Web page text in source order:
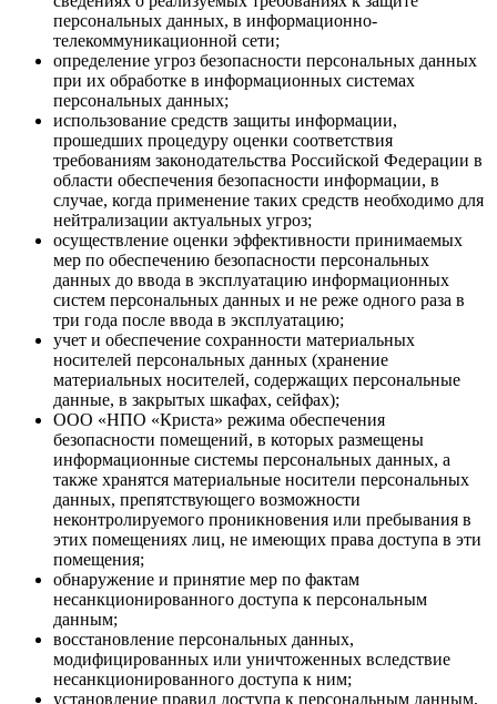
персональных данных, в информационно-
телекоммуникационной сети;
определение угроз безопасности персональных данных
при их обработке в информационных системах
персональных данных;
использование средств защиты информации,
прошедших процедуру оценки соответствия
требованиям законодательства Российской Федерации в
области обеспечения безопасности информации, в
случае, когда применение таких средств необходимо для
нейтрализации актуальных угроз;
осуществление оценки эффективности принимаемых
мер по обеспечению безопасности персональных
данных до ввода в эксплуатацию информационных
систем персональных данных и не реже одного раза в
три года после ввода в эксплуатацию;
учет и обеспечение сохранности материальных
носителей персональных данных (хранение
материальных носителей, содержащих персональные
данные, в закрытых шкафах, сейфах);
ООО «НПО «Криста» режима обеспечения
безопасности помещений, в которых размещены
информационные системы персональных данных, а
также хранятся материальные носители персональных
данных, препятствующего возможности
неконтролируемого проникновения или пребывания в
этих помещениях лиц, не имеющих права доступа в эти
помещения;
обнаружение и принятие мер по фактам
несанкционированного доступа к персональным
данным;
восстановление персональных данных,
модифицированных или уничтоженных вследствие
несанкционированного доступа к ним;
установление правил доступа к персональным данным,